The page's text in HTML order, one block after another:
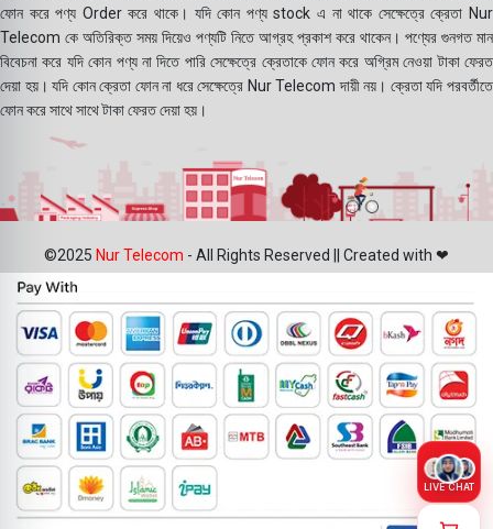
ফোন করে পণ্য Order করে থাকে। যদি কোন পণ্য stock এ না থাকে সেক্ষেত্রে ক্রেতা Nur
Telecom কে অতিরিক্ত সময় দিয়েও পণ্যটি নিতে আগ্রহ প্রকাশ করে থাকেন। পণ্যের গুনগত মান
বিবেচনা করে যদি কোন পণ্য না দিতে পারি সেক্ষেত্রে ক্রেতাকে ফোন করে অগ্রিম নেওয়া টাকা ফেরত
দেয়া হয়। যদি কোন ক্রেতা ফোন না ধরে সেক্ষেত্রে Nur Telecom দায়ী নয়। ক্রেতা যদি পরবর্তীতে
ফোন করে সাথে সাথে টাকা ফেরত দেয়া হয়।
©2025 Nur Telecom - All Rights Reserved || Created with ❤
LIVE CHAT